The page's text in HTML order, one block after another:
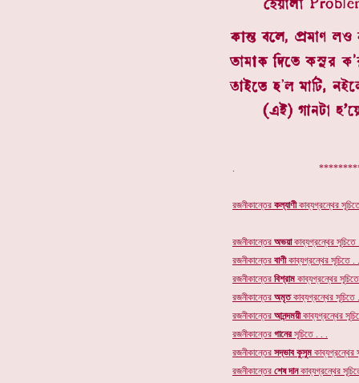
.
রজনীকান্তের কল্যাণীকাব্যগ্রন্থের
রজনীকান্তের অভয়াকাব্যগ্রন্থের
রজনীকান্তের বাণীকাব্যগ্রন্থের সূচিতে .
রজনীকান্তের বিশ্রাম কাব্যগ্রন্থের
রজনীকান্তের অমৃতকাব্যগ্রন্থের সূচিতে
রজনীকান্তের আনন্দময়ীকাব্যগ্রন্থের
রজনীকান্তের গানেরসূচিতে . . .
রজনীকান্তের সদ্ভাব কুসুম কাব্যগ্রন্থের
রজনীকান্তের শেষ দানকাব্যগ্রন্থের